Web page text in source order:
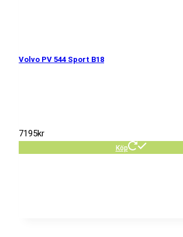
Volvo PV 544 Sport B18
7195kr
Köp